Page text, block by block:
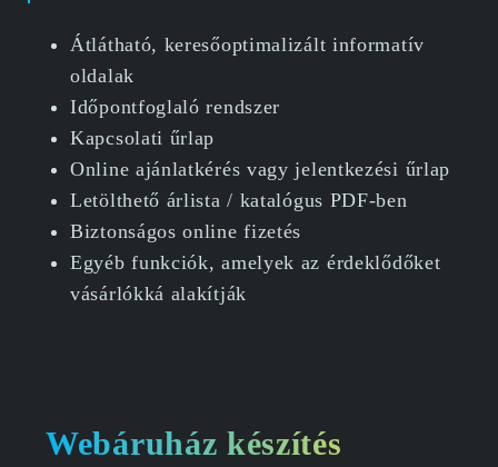
Átlátható, keresőoptimalizált informatív
oldalak
Időpontfoglaló rendszer
Kapcsolati űrlap
Online ajánlatkérés vagy jelentkezési űrlap
Letölthető árlista / katalógus PDF-ben
Biztonságos online fizetés
Egyéb funkciók, amelyek az érdeklődőket
vásárlókká alakítják
Webáruház készítés